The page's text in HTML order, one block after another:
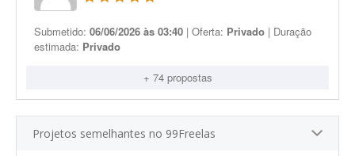
Submetido: 06/06/2026 às 03:40 | Oferta: Privado | Duração
estimada: Privado
+ 74 propostas
Projetos semelhantes no 99Freelas